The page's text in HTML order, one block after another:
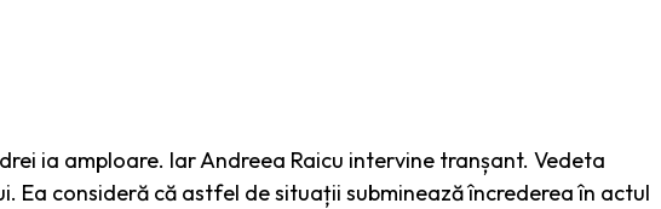
ia amploare. Iar Andreea Raicu intervine tranșant. Vedeta
Ea consideră că astfel de situații subminează încrederea în actul